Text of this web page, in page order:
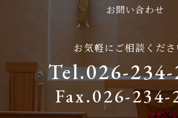
お問い合わせ
お気軽にご相談くださ
Tel.026-
Fax.026-234-